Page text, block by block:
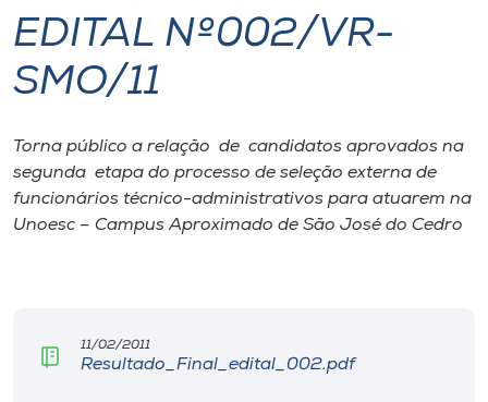
I.nova
Cultura
Editora
EDITAL Nº002/VR-
SMO/11
Torna público a relação de candidatos aprovados na
segunda etapa do processo de seleção externa de
funcionários técnico-administrativos para atuarem na
Unoesc – Campus Aproximado de São José do Cedro
11/02/2011
Resultado_Final_edital_002.pdf